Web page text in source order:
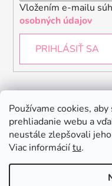
Používame cookies,
prehliadanie webu a
neustále zlepšovali
Viac informáciítu.
Vložením e-mailu
osobných údajov
PRIHLÁSIŤ SA
Instagram